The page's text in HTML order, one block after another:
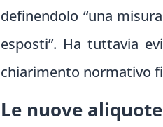
definendolo “una
esposti”. Ha tuttavia
chiarimento normativo
Le nuove